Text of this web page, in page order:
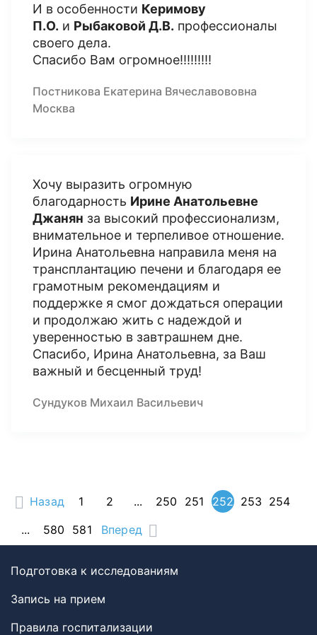
И в особенности Керимову
П.О. и Рыбаковой Д.В. профессионалы
своего дела.
Спасибо Вам огромное!!!!!!!!!
Постникова Екатерина Вячеславововна
Москва
Хочу выразить огромную
благодарность Ирине Анатольевне
Джанян за высокий профессионализм,
внимательное и терпеливое отношение.
Ирина Анатольевна направила меня на
трансплантацию печени и благодаря ее
грамотным рекомендациям и
поддержке я смог дождаться операции
и продолжаю жить с надеждой и
уверенностью в завтрашнем дне.
Спасибо, Ирина Анатольевна, за Ваш
важный и бесценный труд!
Сундуков Михаил Васильевич
Назад 1 2 ... 250 251 252 253 254
...
580 581 Вперед
Подготовка к исследованиям
Запись на прием
Правила госпитализации